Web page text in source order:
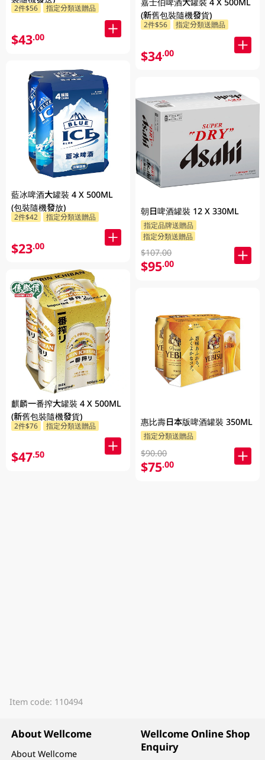
2件$56 指定分類送贈品
$43.00
藍冰啤酒大罐裝 4 X 500ML
(包裝隨機發放)
2件$42 指定分類送贈品
$23.00
麒麟一番搾大罐裝 4 X 500ML
(新舊包裝隨機發貨)
2件$76 指定分類送贈品
$47.50
嘉士伯啤酒大罐裝 4 X 500ML
(新舊包裝隨機發貨)
2件$56 指定分類送贈品
$34.00
朝日啤酒罐裝 12 X 330ML
指定品牌送贈品
指定分類送贈品
$107.00
$95.00
惠比壽日本版啤酒罐裝 350ML
指定分類送贈品
$90.00
$75.00
Item code: 110494
About Wellcome
About Wellcome
Wellcome Online Shop
Enquiry